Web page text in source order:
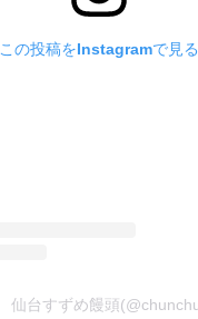
この投稿をInstagramで見る